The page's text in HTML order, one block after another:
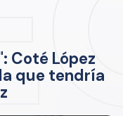
Coté López
que tendría